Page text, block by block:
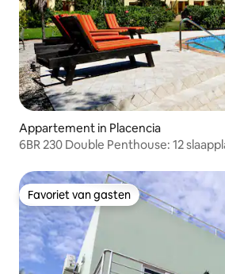
Appartement in Placencia
6BR 230 Double Penthouse: 12
Favoriet van gasten
Favoriet van gasten